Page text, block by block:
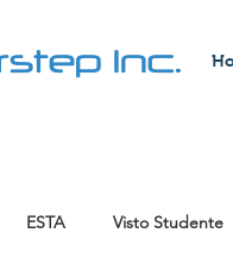
Inc.
ESTA Visto Studente